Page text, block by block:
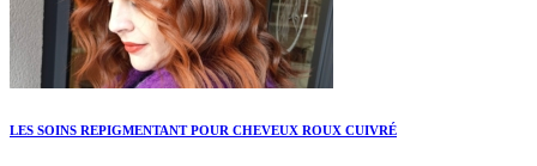
LES SOINS REPIGMENTANT POUR CHEVEUX ROUX CUIVRÉ